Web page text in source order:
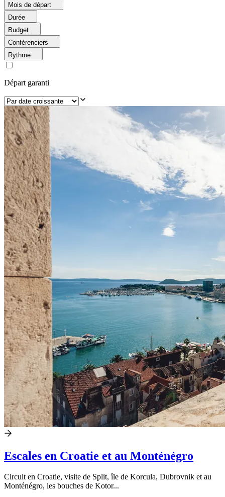
Mois de départ
Durée
Budget
Conférenciers
Rythme
Départ garanti
Escales en Croatie et au Monténégro
Circuit en Croatie, visite de Split, île de Korcula, Dubrovnik et au
Monténégro, les bouches de Kotor...